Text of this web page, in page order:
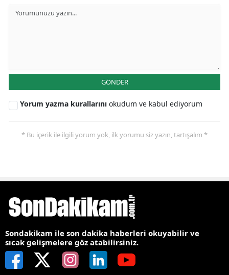
GÖNDER
Yorum yazma kurallarını okudum ve kabul ediyorum
* Bu içerik ile ilgili yorum yok, ilk yorumu siz yazın, tartışalım *
Sondakikam ile son dakika haberleri okuyabilir ve
sıcak gelişmelere göz atabilirsiniz.